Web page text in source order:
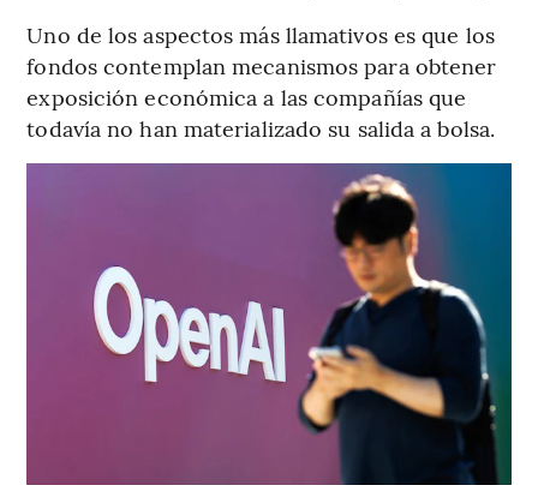
Uno de los aspectos más llamativos es que los
fondos contemplan mecanismos para obtener
exposición económica a las compañías que
todavía no han materializado su salida a bolsa.